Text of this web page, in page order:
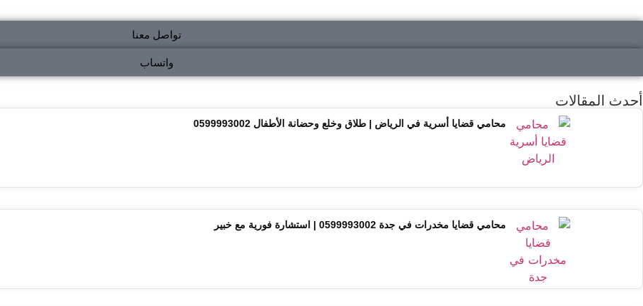
تواصل معنا
واتساب
أحدث المقالات
محامي قضايا أسرية في الرياض | طلاق وخلع وحضانة الأطفال 0599993002
محامي قضايا مخدرات في جدة 0599993002 | استشارة فورية مع خبير